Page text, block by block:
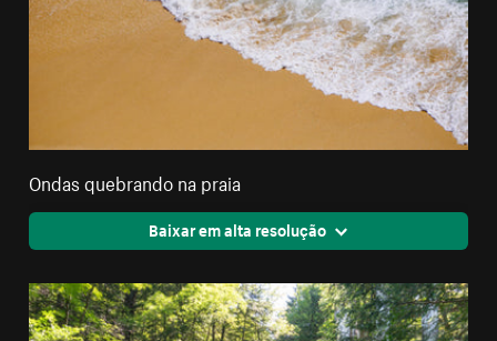
Ondas quebrando na praia
Baixar em alta resolução